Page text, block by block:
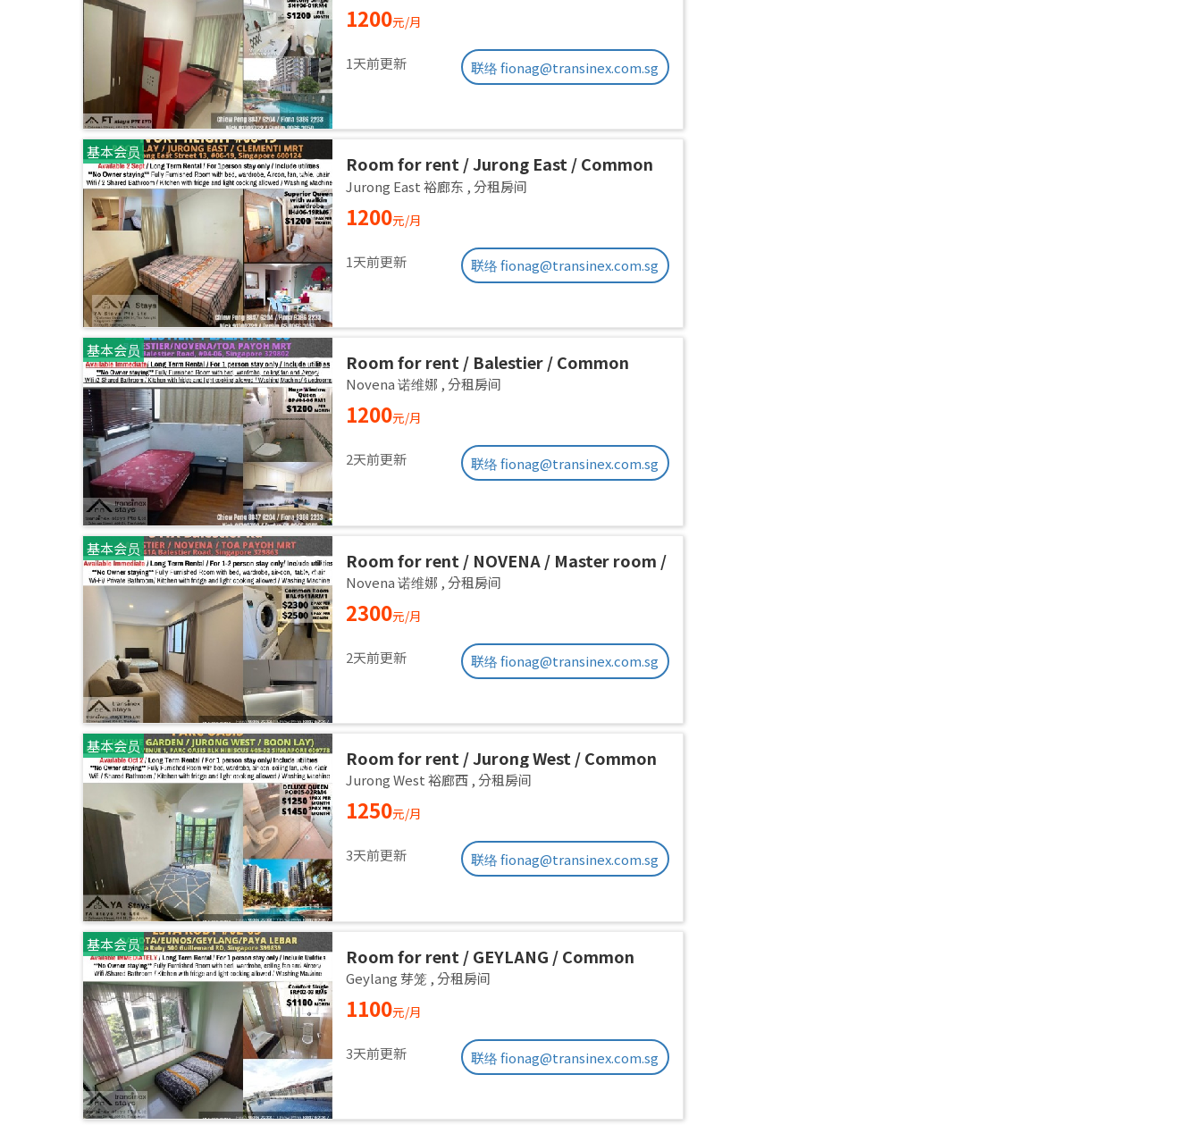
1200元/月
1天前更新 联络 fionag@transinex.com.sg
基本会员
Room for rent / Jurong East / Common
room / 1pax stay / Available 2 Sept
Jurong East 裕廊东 ,分租房间
1200元/月
1天前更新 联络 fionag@transinex.com.sg
基本会员
Room for rent / Balestier / Common
room / 1pax stay / Available Immediately
Novena 诺维娜 ,分租房间
1200元/月
2天前更新 联络 fionag@transinex.com.sg
基本会员
Room for rent / NOVENA / Master room /
2,3 pax stay / Available Immediately
Novena 诺维娜 ,分租房间
2300元/月
2天前更新 联络 fionag@transinex.com.sg
基本会员
Room for rent / Jurong West / Common
room / 1pax stay / Available Oct 2
Jurong West 裕廊西 ,分租房间
1250元/月
3天前更新 联络 fionag@transinex.com.sg
基本会员
Room for rent / GEYLANG / Common
room / 1pax stay / Available Immediately
Geylang 芽笼 ,分租房间
1100元/月
3天前更新 联络 fionag@transinex.com.sg